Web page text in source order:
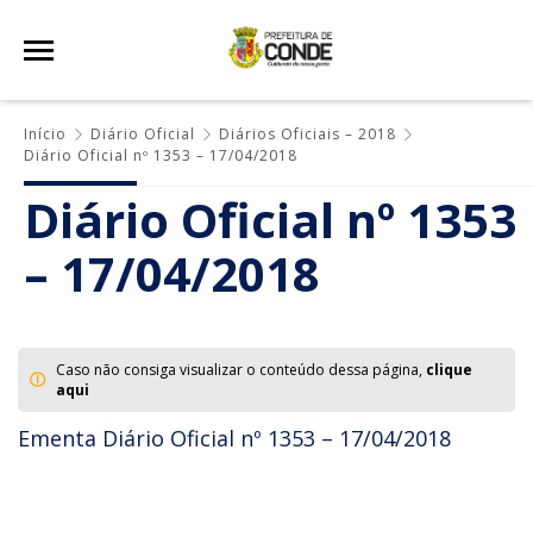
Início Diário Oficial
Diários Oficiais – 2018
Diário Oficial nº 1353 – 17/04/2018
Diário Oficial nº 1353
– 17/04/2018
Caso não consiga visualizar o conteúdo dessa página, clique
aqui
Ementa Diário Oficial nº 1353 – 17/04/2018